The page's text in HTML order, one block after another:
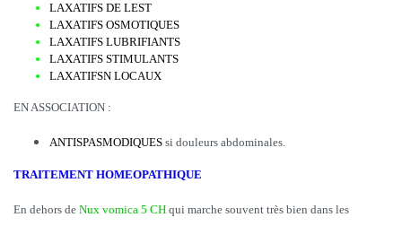
LAXATIFS DE LEST
LAXATIFS OSMOTIQUES
LAXATIFS LUBRIFIANTS
LAXATIFS STIMULANTS
LAXATIFSN LOCAUX
EN ASSOCIATION :
ANTISPASMODIQUES si douleurs abdominales.
TRAITEMENT HOMEOPATHIQUE
En dehors de Nux vomica 5 CH qui marche souvent très bien dans les